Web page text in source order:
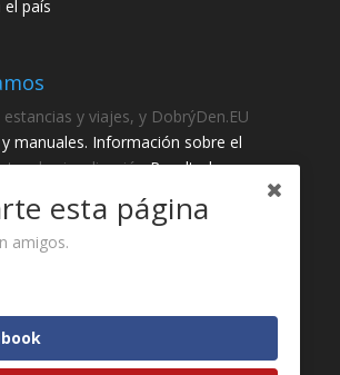
el país
estancias y viajes, y DobrýDen.EU
manuales. Información sobre el
de visualizaciónResultados
pararecibos
web - Jan Brokeš, Brofi.eu
esta página
amigos.